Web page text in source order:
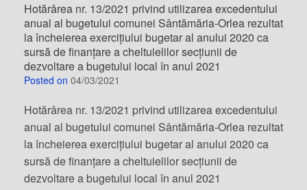
Hotărârea nr. 13/2021 privind utilizarea excedentului
anual al bugetului comunei Sântămăria-Orlea rezultat
la încheierea exercițiului bugetar al anului 2020 ca
sursă de finanțare a cheltuielilor secțiunii de
dezvoltare a bugetului local în anul 2021
Posted on 04/03/2021
Hotărârea nr. 13/2021 privind utilizarea excedentului
anual al bugetului comunei Sântămăria-Orlea rezultat
la încheierea exercițiului bugetar al anului 2020 ca
sursă de finanțare a cheltuielilor secțiunii de
dezvoltare a bugetului local în anul 2021